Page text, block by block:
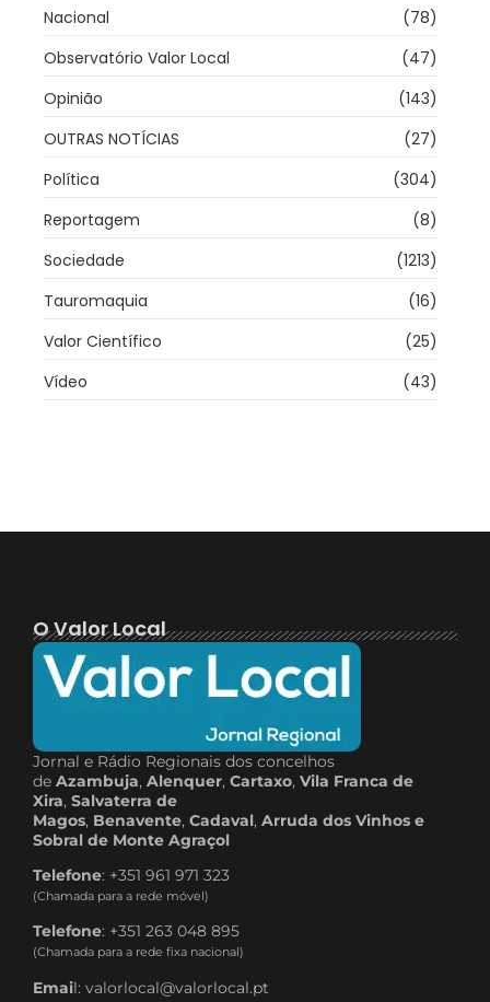
Nacional
(78)
Observatório Valor Local
(47)
Opinião
(143)
OUTRAS NOTÍCIAS
(27)
Política
(304)
Reportagem
(8)
Sociedade
(1213)
Tauromaquia
(16)
Valor Científico
(25)
Vídeo
(43)
O Valor Local
Jornal e Rádio Regionais dos concelhos
de Azambuja, Alenquer, Cartaxo, Vila Franca de
Xira, Salvaterra de
Magos, Benavente, Cadaval, Arruda dos Vinhos e
Sobral de Monte Agraçol
Telefone: +351 961 971 323
(Chamada para a rede móvel)
Telefone: +351 263 048 895
(Chamada para a rede fixa nacional)
Email: valorlocal@valorlocal.pt